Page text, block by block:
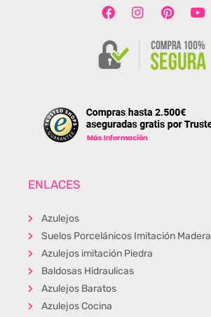
ENLACES
Azulejos
Suelos Porcelánicos Imitación Madera
Azulejos imitación Piedra
Baldosas Hidraulicas
Azulejos Baratos
Azulejos Cocina